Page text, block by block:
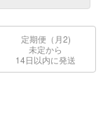
定期便（月2)
未定から
14日以内に発送